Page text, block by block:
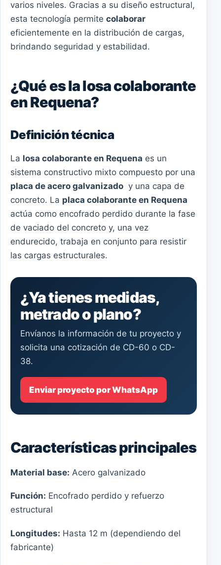
varios niveles. Gracias a su diseño estructural,
esta tecnología permite colaborar
eficientemente en la distribución de cargas,
brindando seguridad y estabilidad.
¿Qué es la losa colaborante
en Requena?
Definición técnica
La losa colaborante en Requena es un
sistema constructivo mixto compuesto por una
placa de acero galvanizado y una capa de
concreto. La placa colaborante en Requena
actúa como encofrado perdido durante la fase
de vaciado del concreto y, una vez
endurecido, trabaja en conjunto para resistir
las cargas estructurales.
¿Ya tienes medidas,
metrado o plano?
Envíanos la información de tu proyecto y
solicita una cotización de CD-60 o CD-
38.
Enviar proyecto por WhatsApp
Características principales
Material base: Acero galvanizado
Función: Encofrado perdido y refuerzo
estructural
Longitudes: Hasta 12 m (dependiendo del
fabricante)